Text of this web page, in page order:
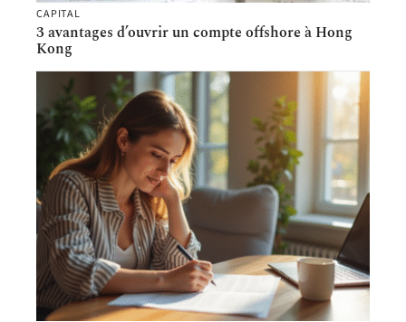
CAPITAL
3 avantages d’ouvrir un compte offshore à Hong
Kong